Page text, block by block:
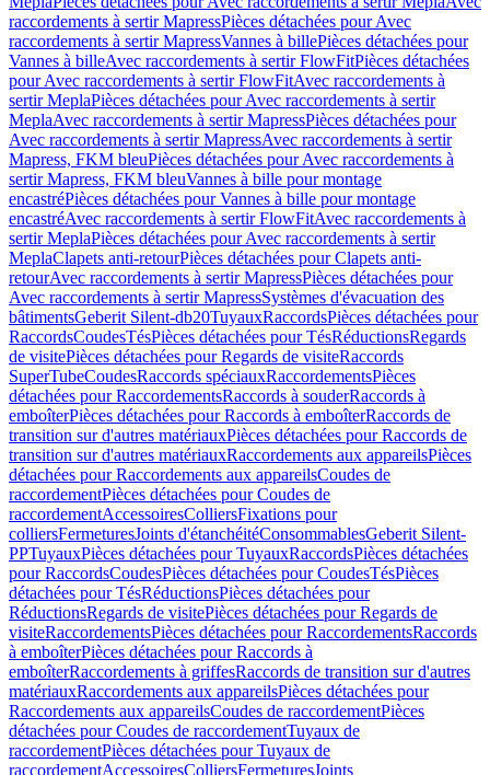
raccordements à sertir MapressPièces détachées pour Avec
raccordements à sertir MapressVannes à billePièces détachées pour
Vannes à billeAvec raccordements à sertir FlowFitPièces détachées
pour Avec raccordements à sertir FlowFitAvec raccordements à
sertir MeplaPièces détachées pour Avec raccordements à sertir
MeplaAvec raccordements à sertir MapressPièces détachées pour
Avec raccordements à sertir MapressAvec raccordements à sertir
Mapress, FKM bleuPièces détachées pour Avec raccordements à
sertir Mapress, FKM bleuVannes à bille pour montage
encastréPièces détachées pour Vannes à bille pour montage
encastréAvec raccordements à sertir FlowFitAvec raccordements à
sertir MeplaPièces détachées pour Avec raccordements à sertir
MeplaClapets anti-retourPièces détachées pour Clapets anti-
retourAvec raccordements à sertir MapressPièces détachées pour
Avec raccordements à sertir MapressSystèmes d'évacuation des
bâtimentsGeberit Silent-db20TuyauxRaccordsPièces détachées pour
RaccordsCoudesTésPièces détachées pour TésRéductionsRegards
de visitePièces détachées pour Regards de visiteRaccords
SuperTubeCoudesRaccords spéciauxRaccordementsPièces
détachées pour RaccordementsRaccords à souderRaccords à
emboîterPièces détachées pour Raccords à emboîterRaccords de
transition sur d'autres matériauxPièces détachées pour Raccords de
transition sur d'autres matériauxRaccordements aux appareilsPièces
détachées pour Raccordements aux appareilsCoudes de
raccordementPièces détachées pour Coudes de
raccordementAccessoiresColliersFixations pour
colliersFermeturesJoints d'étanchéitéConsommablesGeberit Silent-
PPTuyauxPièces détachées pour TuyauxRaccordsPièces détachées
pour RaccordsCoudesPièces détachées pour CoudesTésPièces
détachées pour TésRéductionsPièces détachées pour
RéductionsRegards de visitePièces détachées pour Regards de
visiteRaccordementsPièces détachées pour RaccordementsRaccords
à emboîterPièces détachées pour Raccords à
emboîterRaccordements à griffesRaccords de transition sur d'autres
matériauxRaccordements aux appareilsPièces détachées pour
Raccordements aux appareilsCoudes de raccordementPièces
détachées pour Coudes de raccordementTuyaux de
raccordementPièces détachées pour Tuyaux de
raccordementAccessoiresColliersFermeturesJoints